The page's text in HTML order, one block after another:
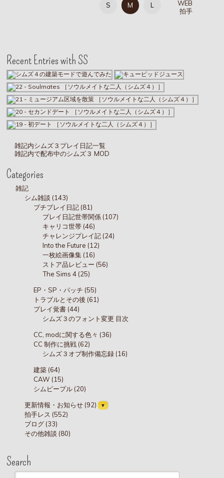
S M L
Recent Entries with SS
雑記内シムズ３プレイ日記一覧
雑記内で配布中のシムズ３ MOD
Categories
雑記
シム雑談 (143)
プチプレイ日記 (81)
プレイ日記世帯関係 (107)
キャリコ世帯 (46)
チャレンジプレイ記 (24)
Into the Future (12)
一枚絵画像集 (16)
ストア品レビュー (56)
The Sims 4 (25)
EP・SP・パッチ (55)
トラブルとその後 (61)
プレイ覚書 (44)
シムズ３のフォント変更 目次
CC, modに関する色々 (36)
CC 制作に挑戦 (62)
シムズ３オブ制作備忘録 (16)
建築 (64)
CAW (15)
シムピープル (20)
更新情報・お知らせ (92)
拍手レス (552)
ブログ (33)
その他雑談 (80)
Search